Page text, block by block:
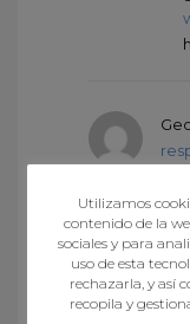
Utilizamos
contenido de la
sociales y para
uso de esta
rechazarla, y así
recopila y